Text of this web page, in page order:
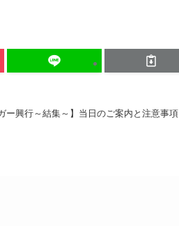
ー興行～結集～】当日のご案内と注意事項